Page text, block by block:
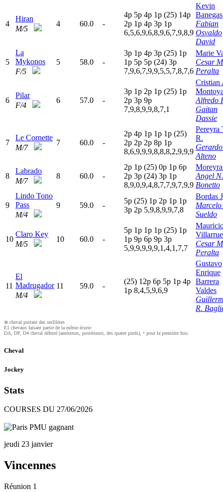
4
Hiran
M/5
4 60.0 -
4p 5p 4p 1p (25) 14p
2p 1p 4p 3p 1p
6,5,6,9,6,8,9,6,7,9,8,9
Kevin
Banegas
Fabian
Osvaldo
David
5
La
Mykonos
F/5
5 58.0 -
3p 1p 4p 3p (25) 1p
1p 5p 5p (24) 3p
7,9,6,7,9,9,5,5,7,8,7,6
Marie
Cesar
Peralta
6
Pilar
F/4
6 57.0 -
3p 1p 2p 1p (25) 1p
2p 3p 9p
7,9,8,9,9,8,7,1
Cristian
Alfredo
Gaitan
Dassie
7
Le Cornette
M/7
7 60.0 -
2p 4p 1p 1p 1p (25)
2p 2p 2p 8p 1p
8,6,9,9,9,8,8,8,2,9,9,9
Pereyra
R.
Alteno
8
Labrado
M/7
8 60.0 -
2p 1p (25) 0p 1p 6p
2p 3p (24) 3p 1p
8,9,0,9,4,8,7,7,9,7,9,9
Angel N.
Bonetto
9
Lindo Tono
Pass
M/4
9 59.0 -
5p (25) 1p 2p 1p 1p
3p 2p 5,9,8,9,9,7,8
Bordas
Marcelo
Sueldo
10
Claro Key
M/5
10 60.0 -
5p 1p 1p 1p (25) 1p
1p 9p 6p 9p 3p
5,9,9,9,9,9,1,4,1,7,7
Cesar
Peralta
11
El
Madrugador
M/4
11 59.0 -
(25) 12p 6p 5p 1p 4p
1p 8,4,5,9,6,9
Gustavo
Enrique
Barrera
Valdes
R.
⊗ cheval portant des oeilllères
E1 chevaux faisant partie de la même écurie
DA, DP, D4 cheval déferré (antérieurs, postérieurs, des quatre pieds), • pour la première fois.
Cheval
Jockey
Stats
COURSES DU 27/06/2026
jeudi 23 janvier
Vincennes
Réunion 1